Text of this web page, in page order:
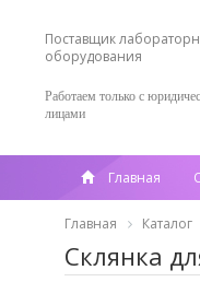
Поставщик
оборудования
Работаем только с
лицами
Главная
Главная Каталог
Склянка